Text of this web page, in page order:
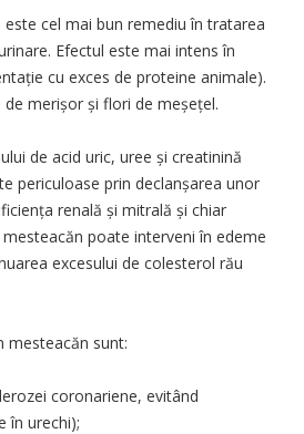
cel mai bun remediu în tratarea
Efectul este mai intens în
cu exces de proteine animale).
merișor și flori de meșețel.
de acid uric, uree și creatinină
periculoase prin declanșarea unor
renală și mitrală și chiar
poate interveni în edeme
excesului de colesterol rău
mesteacăn sunt:
coronariene, evitând
în urechi);